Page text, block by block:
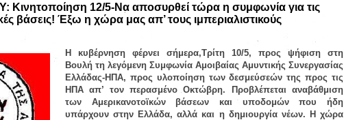
Κινητοποίηση 12/5-Να αποσυρθεί τώρα η συμφωνία για τις
βάσεις! Έξω η χώρα μας απ’ τους ιμπεριαλιστικούς
Η κυβέρνηση φέρνει σήμερα,Τρίτη 10/5, προς ψήφιση στη
Βουλή τη λεγόμενη Συμφωνία Αμοιβαίας Αμυντικής Συνεργασίας
Ελλάδας-ΗΠΑ, προς υλοποίηση των δεσμεύσεών της προς τις
ΗΠΑ απ’ τον περασμένο Οκτώβρη. Προβλέπεται αναβάθμιση
των Αμερικανοτοϊκών βάσεων και υποδομών που ήδη
υπάρχουν στην Ελλάδα, αλλά και η δημιουργία νέων. Η χώρα